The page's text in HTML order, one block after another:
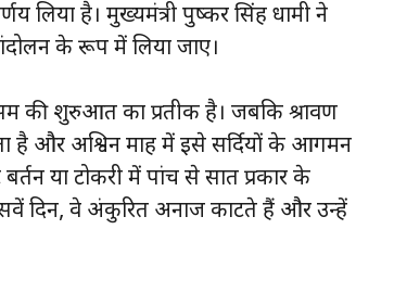
लिया है। मुख्यमंत्री पुष्कर सिंह धामी ने
के रूप में लिया जाए।
की शुरुआत का प्रतीक है। जबकि श्रावण
है और अश्विन माह में इसे सर्दियों के आगमन
या टोकरी में पांच से सात प्रकार के
दिन, वे अंकुरित अनाज काटते हैं और उन्हें